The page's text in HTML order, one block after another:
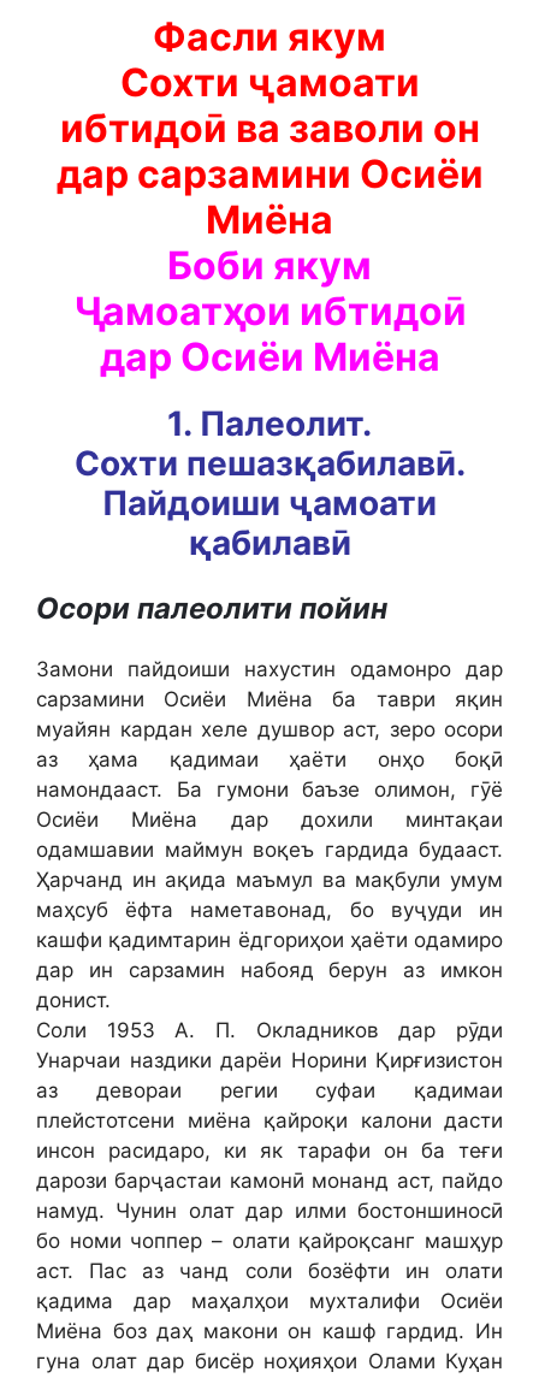
Фасли якум
Сохти ҷамоати
ибтидоӣ ва заволи он
дар сарзамини Осиёи
Миёна
Боби якум
Ҷамоатҳои ибтидоӣ
дар Осиёи Миёна
1. Палеолит.
Сохти пешазқабилавӣ.
Пайдоиши ҷамоати
қабилавӣ
Осори палеолити пойин
Замони пайдоиши нахустин одамонро дар
сарзамини Осиёи Миёна ба таври яқин
муайян кардан хеле душвор аст, зеро осори
аз ҳама қадимаи ҳаёти онҳо боқӣ
намондааст. Ба гумони баъзе олимон, гӯё
Осиёи Миёна дар дохили минтақаи
одамшавии маймун воқеъ гардида будааст.
Ҳарчанд ин ақида маъмул ва мақбули умум
маҳсуб ёфта наметавонад, бо вуҷуди ин
кашфи қадимтарин ёдгориҳои ҳаёти одамиро
дар ин сарзамин набояд берун аз имкон
донист.
Соли 1953 А. П. Окладников дар рӯди
Унарчаи наздики дарёи Норини Қирғизистон
аз девораи регии суфаи қадимаи
плейстотсени миёна қайроқи калони дасти
инсон расидаро, ки як тарафи он ба теғи
дарози барҷастаи камонӣ монанд аст, пайдо
намуд. Чунин олат дар илми бостоншиносӣ
бо номи чоппер – олати қайроқсанг машҳур
аст. Пас аз чанд соли бозёфти ин олати
қадима дар маҳалҳои мухталифи Осиёи
Миёна боз даҳ макони он кашф гардид. Ин
гуна олат дар бисёр ноҳияҳои Олами Куҳан